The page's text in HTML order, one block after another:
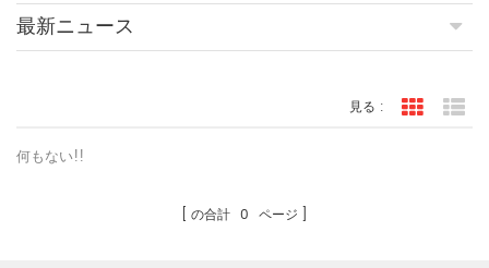
最新ニュース
見る : グリッ
何もない!!
の合計 0 ページ